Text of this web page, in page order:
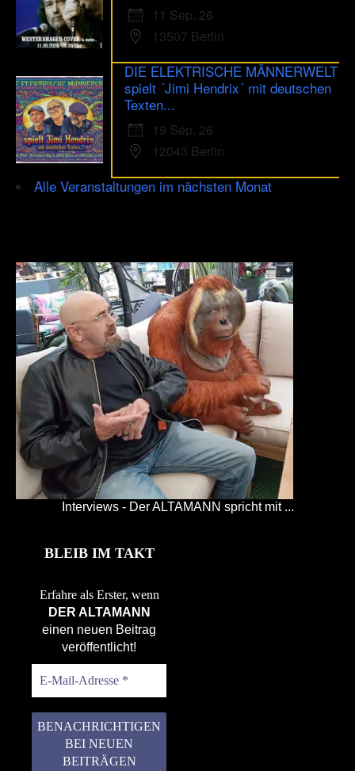
11 Sep. 26
13507 Berlin
DIE ELEKTRISCHE MÄNNERWELT
spielt ´Jimi Hendrix´ mit deutschen
Texten...
19 Sep. 26
12043 Berlin
Alle Veranstaltungen im nächsten Monat
Interviews - Der ALTAMANN spricht mit ...
BLEIB IM TAKT
Erfahre als Erster, wenn
DER ALTAMANN
einen neuen Beitrag
veröffentlicht!